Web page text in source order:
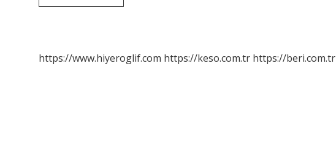
102
https://www.hiyeroglif.com https://keso.com.tr https://beri.com.tr